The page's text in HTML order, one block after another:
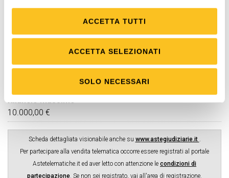
ACCETTA TUTTI
ACCETTA SELEZIONATI
SOLO NECESSARI
Firma digitale
Posta elettronica certificata (PEC)
Rilancio minimo
Rilancio massimo
10.000,00 €
Scheda dettagliata visionabile anche su www.astegiudiziarie.it .
Per partecipare alla vendita telematica occorre essere registrati al portale
Astetelematiche.it ed aver letto con attenzione le condizioni di
partecipazione. Se non sei registrato, vai all'area di registrazione.